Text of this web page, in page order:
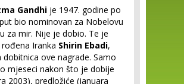
Gandhi je 1947. godine po
bio nominovan za Nobelovu
za mir. Nije je dobio. Te je
Iranka Shirin Ebadi,
dobitnica ove nagrade. Samo
mjeseci nakon što je dobije
2003), predložiće (januara